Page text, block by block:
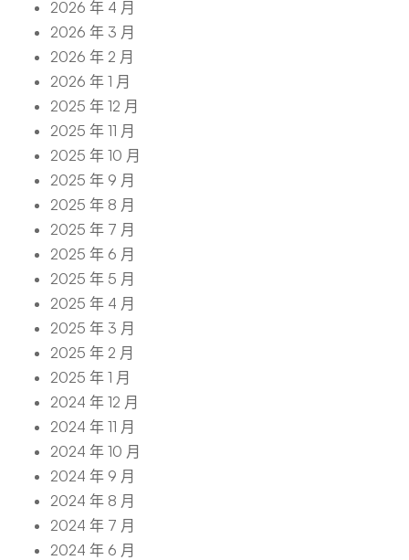
2026 年 4 月
2026 年 3 月
2026 年 2 月
2026 年 1 月
2025 年 12 月
2025 年 11 月
2025 年 10 月
2025 年 9 月
2025 年 8 月
2025 年 7 月
2025 年 6 月
2025 年 5 月
2025 年 4 月
2025 年 3 月
2025 年 2 月
2025 年 1 月
2024 年 12 月
2024 年 11 月
2024 年 10 月
2024 年 9 月
2024 年 8 月
2024 年 7 月
2024 年 6 月